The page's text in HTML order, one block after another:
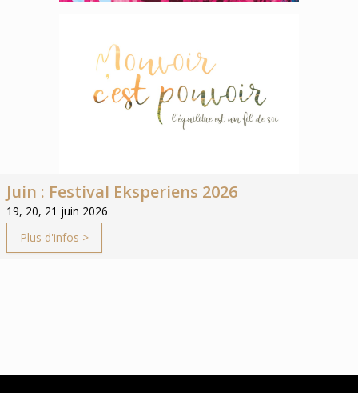
Juin : Festival Eksperiens 2026
19, 20, 21 juin 2026
Plus d'infos >